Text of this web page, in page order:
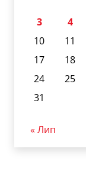
3
4
10
11
17
18
24
25
31
« Лип